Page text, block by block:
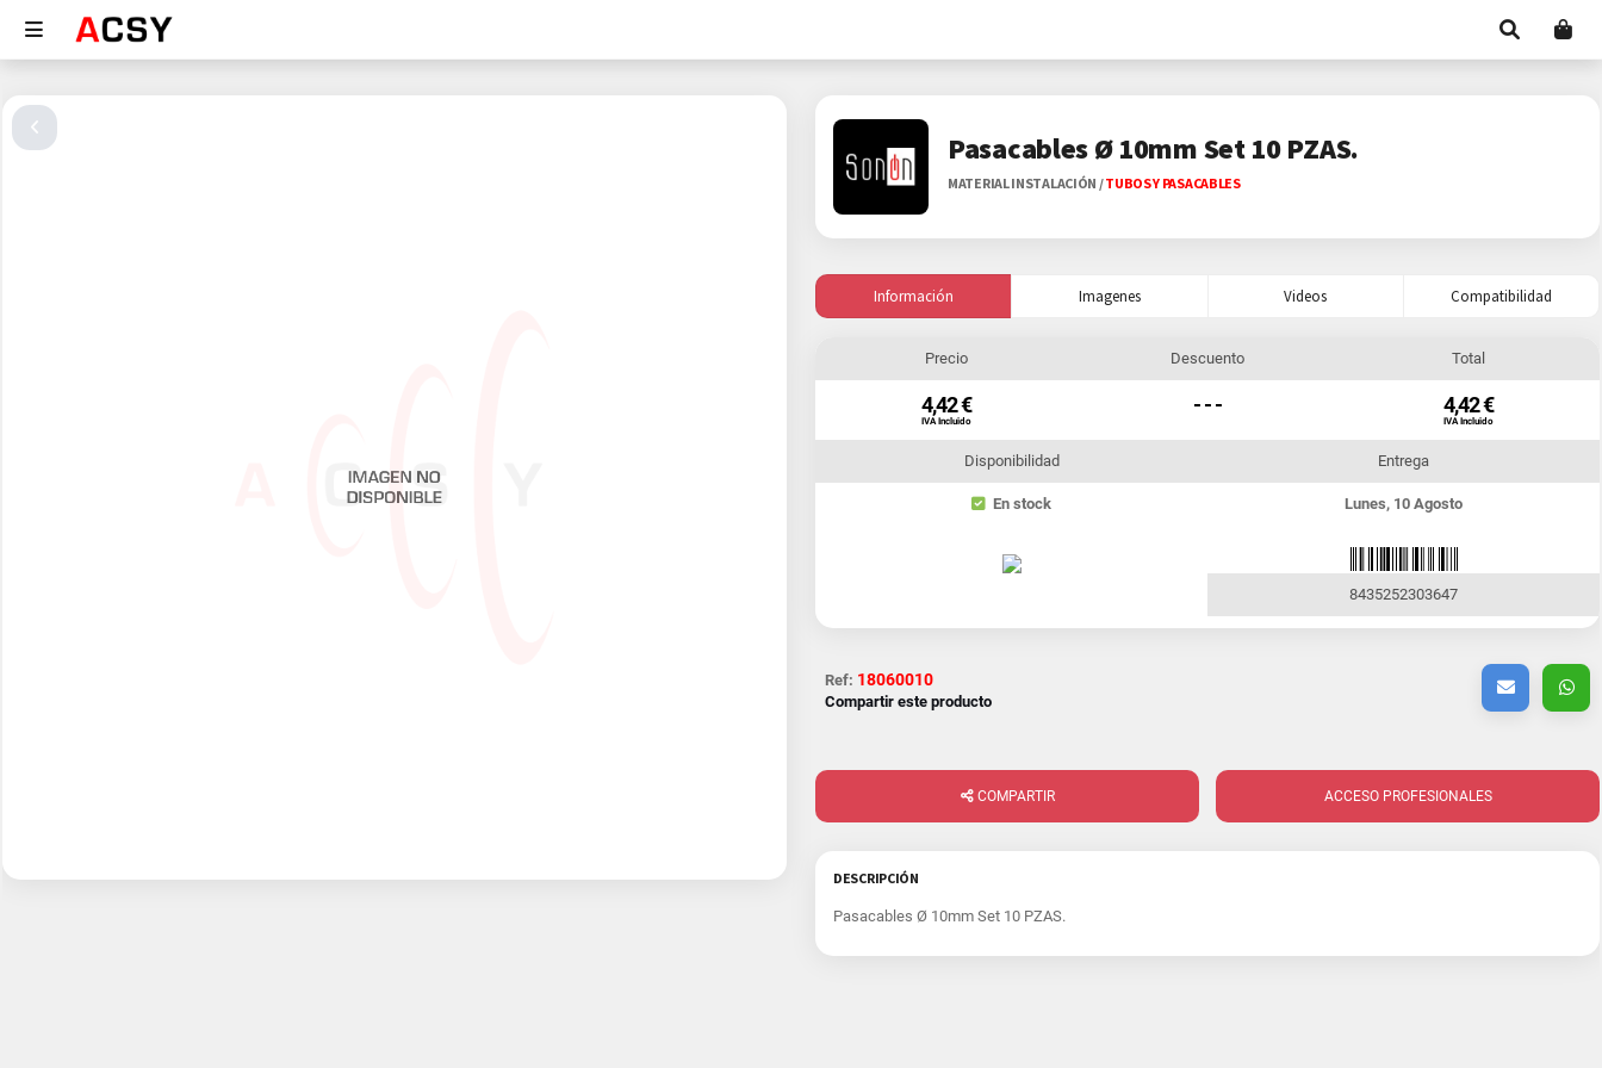
Pasacables Ø 10mm Set 10 PZAS.
MATERIAL INSTALACIÓN /TUBOS Y PASACABLES
Información Imagenes Videos Compatibilidad
Precio
4,42 €
IVA Incluido
Descuento
- - -
Total
4,42 €
IVA Incluido
Disponibilidad
En stock
Entrega
Lunes, 10 Agosto
8435252303647
Ref: 18060010
Compartir este producto
COMPARTIR ACCESO PROFESIONALES
DESCRIPCIÓN
Pasacables Ø 10mm Set 10 PZAS.